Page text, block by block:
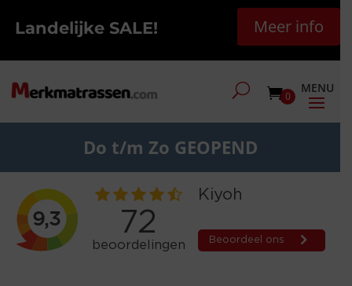
Landelijke SALE! Meer info
0
Do t/m Zo GEOPEND